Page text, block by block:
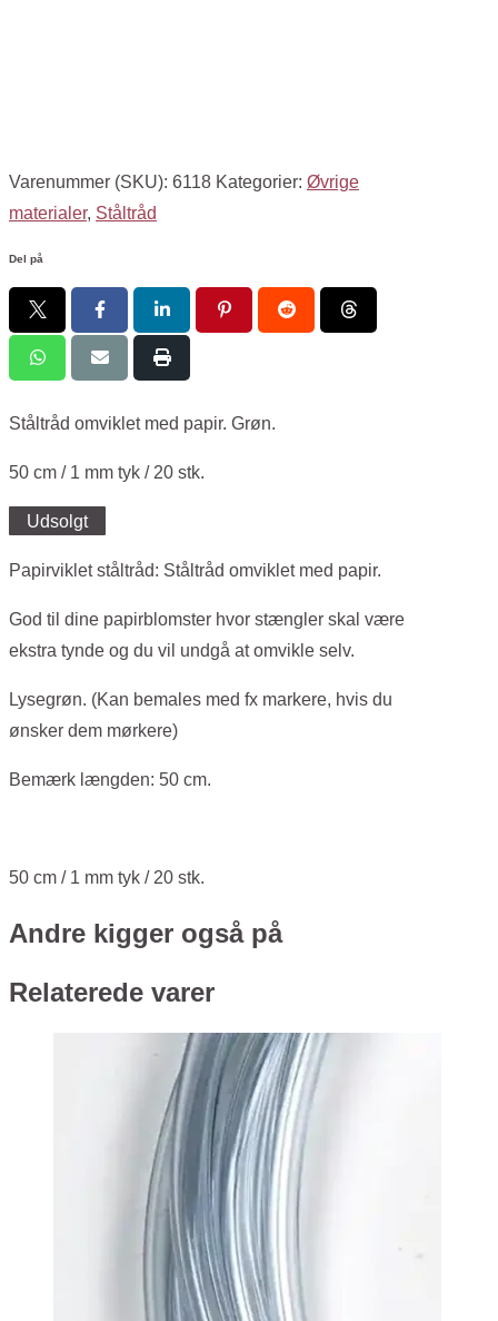
Varenummer (SKU): 6118 Kategorier: Øvrige
materialer, Ståltråd
Del på
Ståltråd omviklet med papir. Grøn.
50 cm / 1 mm tyk / 20 stk.
Udsolgt
Papirviklet ståltråd: Ståltråd omviklet med papir.
God til dine papirblomster hvor stængler skal være
ekstra tynde og du vil undgå at omvikle selv.
Lysegrøn. (Kan bemales med fx markere, hvis du
ønsker dem mørkere)
Bemærk længden: 50 cm.
50 cm / 1 mm tyk / 20 stk.
Andre kigger også på
Relaterede varer